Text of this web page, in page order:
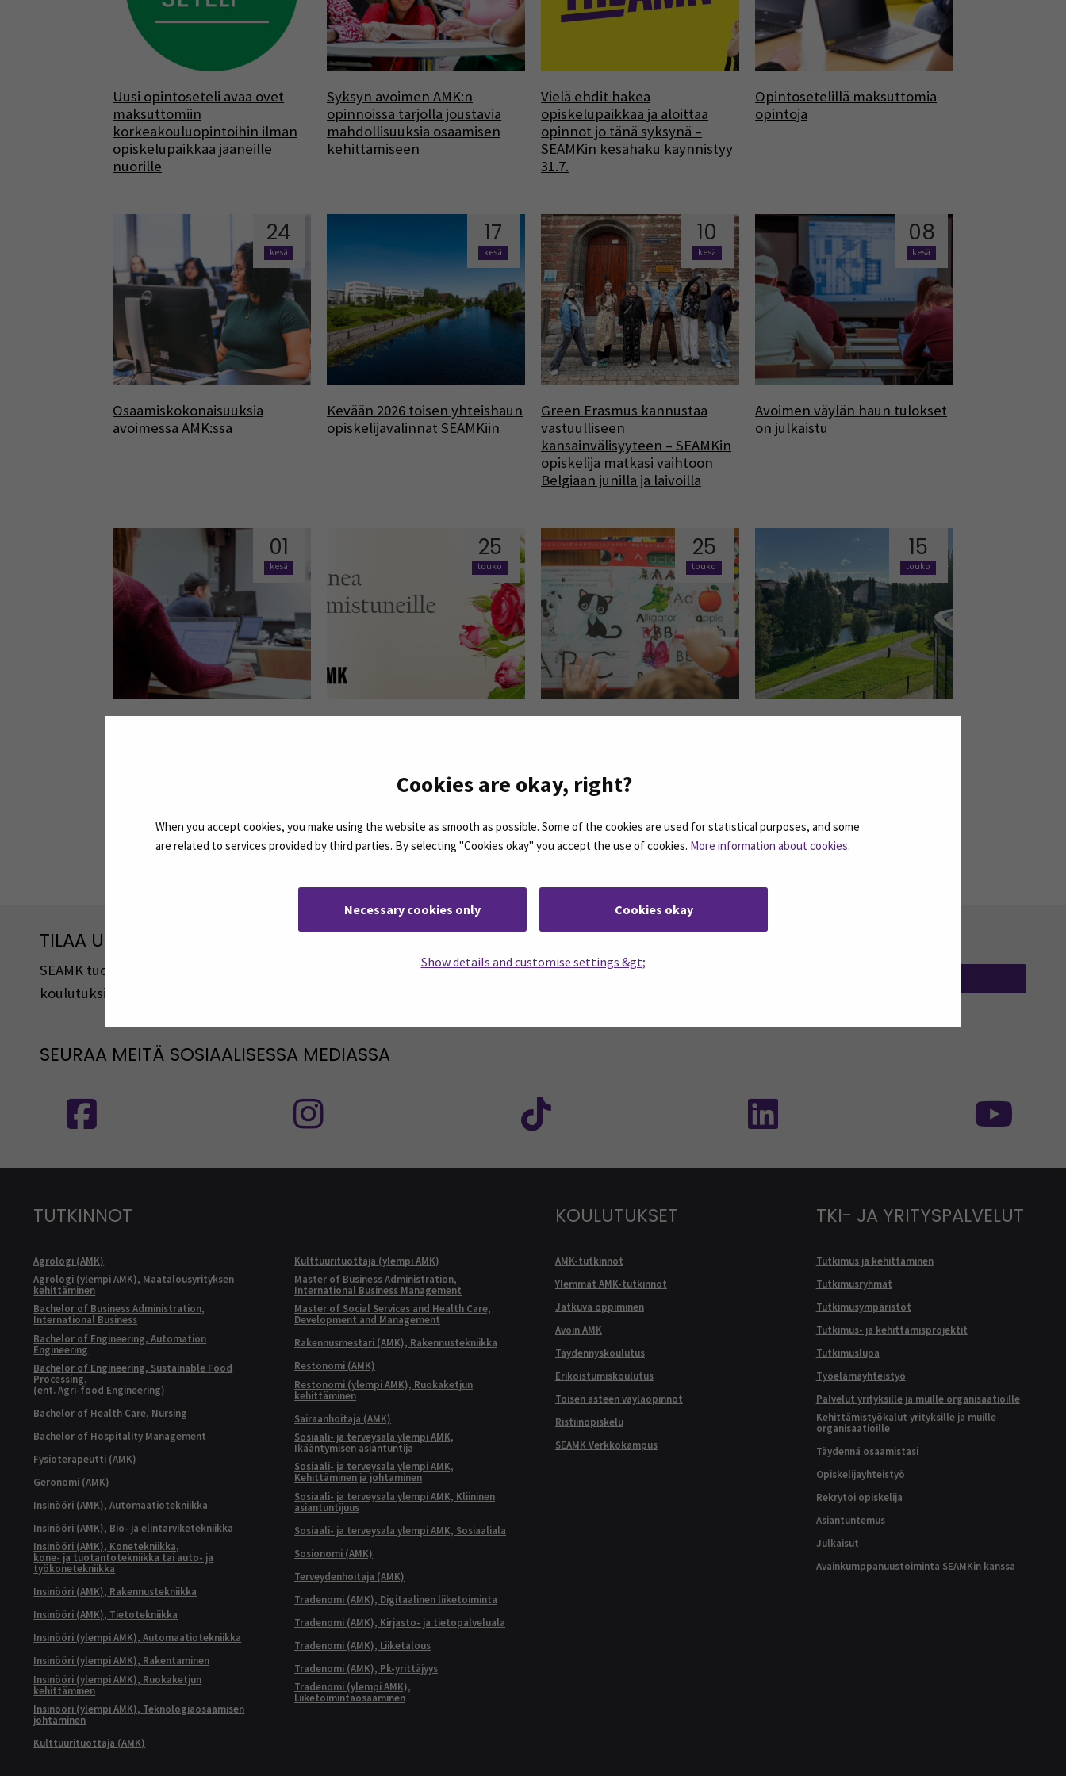
Cookies are okay, right?
When you accept cookies, you make using the website as smooth as possible. Some of the cookies are used for statistical purposes, and some
are related to services provided by third parties. By selecting "Cookies okay" you accept the use of cookies. More information about cookies.
Necessary cookies only Cookies okay
Show details and customise settings &gt;
Uusi opintoseteli avaa ovet
maksuttomiin
korkeakouluopintoihin ilman
opiskelupaikkaa jääneille
nuorille
Syksyn avoimen AMK:n
opinnoissa tarjolla joustavia
mahdollisuuksia osaamisen
kehittämiseen
Vielä ehdit hakea
opiskelupaikkaa ja aloittaa
opinnot jo tänä syksynä –
SEAMKin kesähaku käynnistyy
31.7.
Opintosetelillä maksuttomia
opintoja
24
kesä
Osaamiskokonaisuuksia
avoimessa AMK:ssa
17
kesä
Kevään 2026 toisen yhteishaun
opiskelijavalinnat SEAMKiin
10
kesä
Green Erasmus kannustaa
vastuulliseen
kansainvälisyyteen – SEAMKin
opiskelija matkasi vaihtoon
Belgiaan junilla ja laivoilla
08
kesä
Avoimen väylän haun tulokset
on julkaistu
01
kesä
25
touko
25
touko
sosionomeille
15
touko
1 2 3 4 5 …
TILAA UUTISKIRJEITÄMME
SEAMK tuottaa uutiskirjeitä eri aiheista. Uutiskirjeemme ovat koosteita SEAMKin ajankohtaisista
koulutuksista, tapahtumista ja asioista.
SEURAA MEITÄ SOSIAALISESSA MEDIASSA
TUTKINNOT
Agrologi (AMK)
Agrologi (ylempi AMK), Maatalousyrityksen
kehittäminen
Bachelor of Business Administration,
International Business
Bachelor of Engineering, Automation
Engineering
Bachelor of Engineering, Sustainable Food
Processing,
(ent. Agri-food Engineering)
Bachelor of Health Care, Nursing
Bachelor of Hospitality Management
Fysioterapeutti (AMK)
Geronomi (AMK)
Insinööri (AMK), Automaatiotekniikka
Insinööri (AMK), Bio- ja elintarviketekniikka
Insinööri (AMK), Konetekniikka,
kone- ja tuotantotekniikka tai auto- ja
työkonetekniikka
Insinööri (AMK), Rakennustekniikka
Insinööri (AMK), Tietotekniikka
Insinööri (ylempi AMK), Automaatiotekniikka
Insinööri (ylempi AMK), Rakentaminen
Insinööri (ylempi AMK), Ruokaketjun
kehittäminen
Insinööri (ylempi AMK), Teknologiaosaamisen
johtaminen
Kulttuurituottaja (AMK)
Kulttuurituottaja (ylempi AMK)
Master of Business Administration,
International Business Management
Master of Social Services and Health Care,
Development and Management
Rakennusmestari (AMK), Rakennustekniikka
Restonomi (AMK)
Restonomi (ylempi AMK), Ruokaketjun
kehittäminen
Sairaanhoitaja (AMK)
Sosiaali- ja terveysala ylempi AMK,
Ikääntymisen asiantuntija
Sosiaali- ja terveysala ylempi AMK,
Kehittäminen ja johtaminen
Sosiaali- ja terveysala ylempi AMK, Kliininen
asiantuntijuus
Sosiaali- ja terveysala ylempi AMK, Sosiaaliala
Sosionomi (AMK)
Terveydenhoitaja (AMK)
Tradenomi (AMK), Digitaalinen liiketoiminta
Tradenomi (AMK), Kirjasto- ja tietopalveluala
Tradenomi (AMK), Liiketalous
Tradenomi (AMK), Pk-yrittäjyys
Tradenomi (ylempi AMK),
Liiketoimintaosaaminen
KOULUTUKSET
AMK-tutkinnot
Ylemmät AMK-tutkinnot
Jatkuva oppiminen
Avoin AMK
Täydennyskoulutus
Erikoistumiskoulutus
Toisen asteen väyläopinnot
Ristiinopiskelu
SEAMK Verkkokampus
TKI- JA YRITYSPALVELUT
Tutkimus ja kehittäminen
Tutkimusryhmät
Tutkimusympäristöt
Tutkimus- ja kehittämisprojektit
Tutkimuslupa
Työelämäyhteistyö
Palvelut yrityksille ja muille organisaatioille
Kehittämistyökalut yrityksille ja muille
organisaatioille
Täydennä osaamistasi
Opiskelijayhteistyö
Rekrytoi opiskelija
Asiantuntemus
Julkaisut
Avainkumppanuustoiminta SEAMKin kanssa